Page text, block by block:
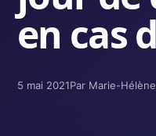
en cas
5 mai 2021Par Marie-Hélène